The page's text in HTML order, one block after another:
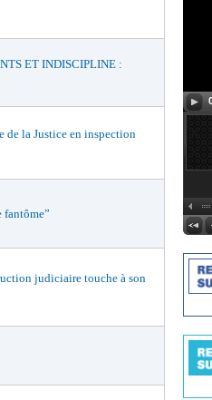
ET INDISCIPLINE :
la Justice en inspection
judiciaire touche à son